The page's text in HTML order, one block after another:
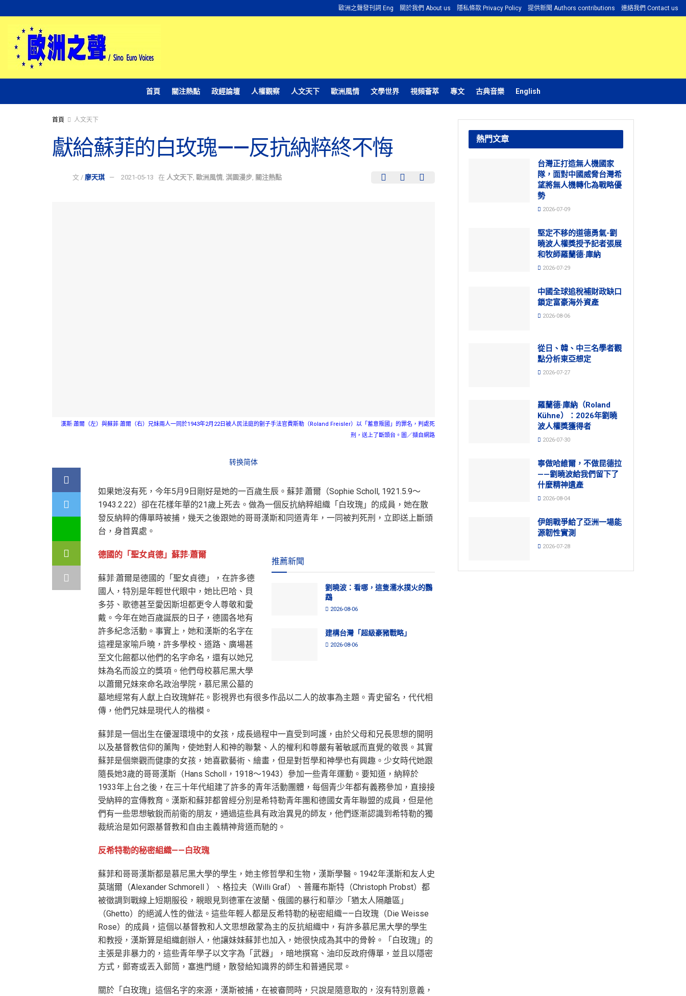
歐洲之聲發刊詞 Eng 關於我們 About us 隱私條款 Privacy Policy 提供新聞 Authors contributions 連絡我們 Contact us
首頁 關注熱點 政經論壇 人權觀察 人文天下 歐洲風情 文學世界 視頻薈萃 專文 古典音樂 English
首頁 人文天下
獻給蘇菲的白玫瑰——反抗納粹終不悔
文 / 廖天琪 2021-05-13 在 人文天下 ,歐洲風情 ,淇園漫步 關注熱點
漢斯·蕭爾（左）與蘇菲·蕭爾（右）兄妹兩人一同於1943年2月22日被人民法庭的劊子手法官費斯勒（Roland Freisler）以「蓄意叛國」的罪名，判處死
刑，送上了斷頭台。圖／擷自網路
转换简体
如果她沒有死，今年5月9日剛好是她的一百歲生辰。蘇菲·蕭爾（Sophie Scholl, 1921.5.9〜
1943.2.22）卻在花樣年華的21歲上死去。做為一個反抗納粹組織「白玫瑰」的成員，她在散
發反納粹的傳單時被捕，幾天之後跟她的哥哥漢斯和同道青年，一同被判死刑，立即送上斷頭
台，身首異處。
推薦新聞
劉曉波：看哪，這隻濡水撲火的鸚
鵡
2026-08-06
建構台灣「超級豪豬戰略」
2026-08-06
德國的「聖女貞德」蘇菲·蕭爾
蘇菲·蕭爾是德國的「聖女貞德」，在許多德
國人，特別是年輕世代眼中，她比巴哈、貝
多芬、歌德甚至愛因斯坦都更令人尊敬和愛
戴。今年在她百歲誕辰的日子，德國各地有
許多紀念活動。事實上，她和漢斯的名字在
這裡是家喻戶曉，許多學校、道路、廣場甚
至文化館都以他們的名字命名，還有以她兄
妹為名而設立的獎項。他們母校慕尼黑大學
以蕭爾兄妹來命名政治學院，慕尼黑公墓的
墓地經常有人獻上白玫瑰鮮花。影視界也有很多作品以二人的故事為主題。青史留名，代代相
傳，他們兄妹是現代人的楷模。
蘇菲是一個出生在優渥環境中的女孩，成長過程中一直受到呵護，由於父母和兄長思想的開明
以及基督教信仰的薰陶，使她對人和神的聯繫、人的權利和尊嚴有著敏感而直覺的敬畏。其實
蘇菲是個樂觀而健康的女孩，她喜歡藝術、繪畫，但是對哲學和神學也有興趣。少女時代她跟
隨長她3歲的哥哥漢斯（Hans Scholl，1918〜1943）參加一些青年運動。要知道，納粹於
1933年上台之後，在三十年代組建了許多的青年活動團體，每個青少年都有義務參加，直接接
受納粹的宣傳教育。漢斯和蘇菲都曾經分別是希特勒青年團和德國女青年聯盟的成員，但是他
們有一些思想敏銳而前衛的朋友，通過這些具有政治異見的師友，他們逐漸認識到希特勒的獨
裁統治是如何跟基督教和自由主義精神背道而馳的。
反希特勒的秘密組織——白玫瑰
蘇菲和哥哥漢斯都是慕尼黑大學的學生，她主修哲學和生物，漢斯學醫。1942年漢斯和友人史
莫瑞爾（Alexander Schmorell ）、格拉夫（Willi Graf）、普羅布斯特（Christoph Probst）都
被徵調到戰線上短期服役，親眼見到德軍在波蘭、俄國的暴行和華沙「猶太人隔離區」
（Ghetto）的絕滅人性的做法。這些年輕人都是反希特勒的秘密組織——白玫瑰（Die Weisse
Rose）的成員，這個以基督教和人文思想啟蒙為主的反抗組織中，有許多慕尼黑大學的學生
和教授，漢斯算是組織創辦人，他讓妹妹蘇菲也加入，她很快成為其中的骨幹。「白玫瑰」的
主張是非暴力的，這些青年學子以文字為「武器」，暗地撰寫、油印反政府傳單，並且以隱密
方式，郵寄或丟入郵筒，塞進門縫，散發給知識界的師生和普通民眾。
關於「白玫瑰」這個名字的來源，漢斯被捕，在被審問時，只說是隨意取的，沒有特別意義，
熱門文章
台灣正打造無人機國家
隊，面對中國威脅台灣希
望將無人機轉化為戰略優
勢
2026-07-09
堅定不移的道德勇氣-劉
曉波人權獎授予記者張展
和牧師羅蘭德·庫納
2026-07-29
中國全球追稅補財政缺口
鎖定富豪海外資產
2026-08-06
從日、韓、中三名學者觀
點分析東亞想定
2026-07-27
羅蘭德·庫納（Roland
Kühne）：2026年劉曉
波人權獎獲得者
2026-07-30
寧做哈維爾，不做昆德拉
——劉曉波給我們留下了
什麼精神遺產
2026-08-04
伊朗戰爭給了亞洲一場能
源韌性實測
2026-07-28